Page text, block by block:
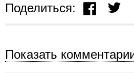
Поделиться:
Показать